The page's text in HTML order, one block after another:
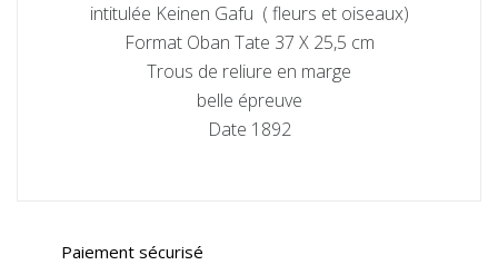
intitulée Keinen Gafu ( fleurs et oiseaux)
Format Oban Tate 37 X 25,5 cm
Trous de reliure en marge
belle épreuve
Date 1892
Paiement sécurisé